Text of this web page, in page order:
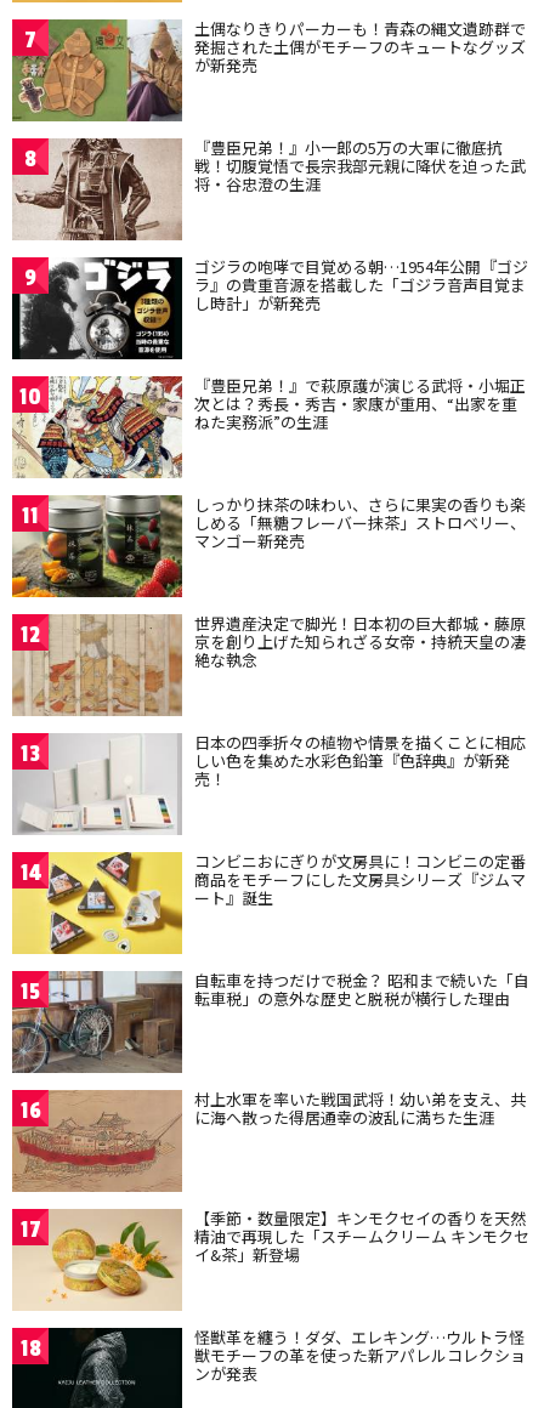
7 土偶なりきりパーカーも！青森の縄文遺跡群で
発掘された土偶がモチーフのキュートなグッズ
が新発売
8 『豊臣兄弟！』小一郎の5万の大軍に徹底抗
戦！切腹覚悟で長宗我部元親に降伏を迫った武
将・谷忠澄の生涯
9 ゴジラの咆哮で目覚める朝…1954年公開『ゴジ
ラ』の貴重音源を搭載した「ゴジラ音声目覚ま
し時計」が新発売
10 『豊臣兄弟！』で萩原護が演じる武将・小堀正
次とは？秀長・秀吉・家康が重用、“出家を重
ねた実務派”の生涯
11 しっかり抹茶の味わい、さらに果実の香りも楽
しめる「無糖フレーバー抹茶」ストロベリー、
マンゴー新発売
12 世界遺産決定で脚光！日本初の巨大都城・藤原
京を創り上げた知られざる女帝・持統天皇の凄
絶な執念
13 日本の四季折々の植物や情景を描くことに相応
しい色を集めた水彩色鉛筆『色辞典』が新発
売！
14 コンビニおにぎりが文房具に！コンビニの定番
商品をモチーフにした文房具シリーズ『ジムマ
ート』誕生
15 自転車を持つだけで税金？ 昭和まで続いた「自
転車税」の意外な歴史と脱税が横行した理由
16 村上水軍を率いた戦国武将！幼い弟を支え、共
に海へ散った得居通幸の波乱に満ちた生涯
17 【季節・数量限定】キンモクセイの香りを天然
精油で再現した「スチームクリーム キンモクセ
イ&茶」新登場
18 怪獣革を纏う！ダダ、エレキング…ウルトラ怪
獣モチーフの革を使った新アパレルコレクショ
ンが発表